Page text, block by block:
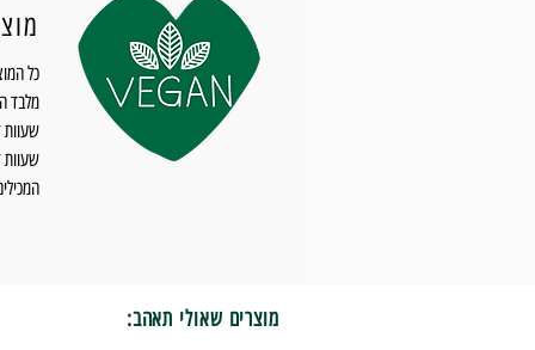
כל
מלבד
שעוות
מוצרים שאולי תאהב: